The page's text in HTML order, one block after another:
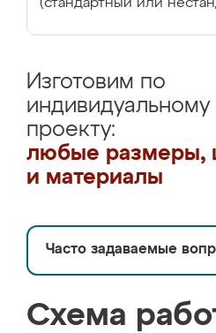
(стандартный или
Изготовим по
индивидуальному
проекту:
любые размеры,
и материалы
Часто задаваемые
Схема